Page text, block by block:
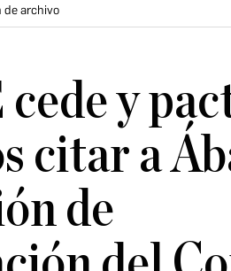
de archivo
y
citar a
de